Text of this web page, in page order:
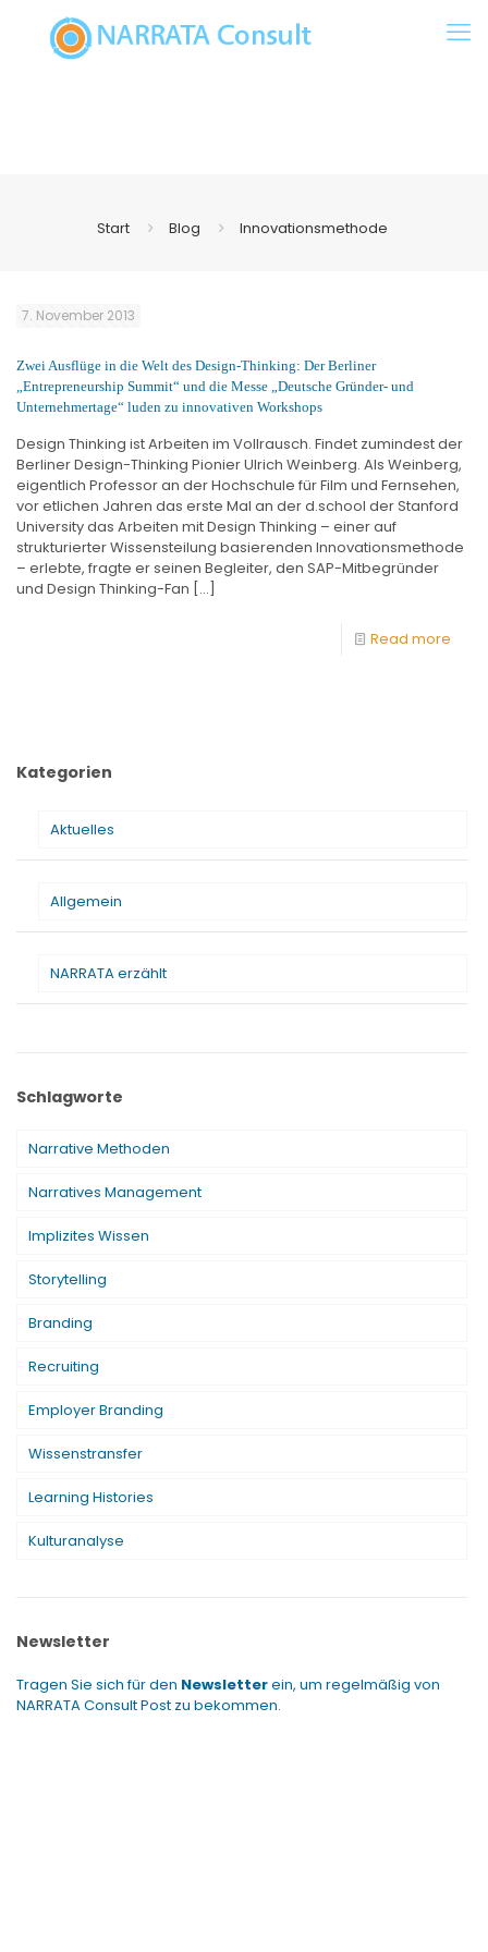
Start Blog Innovationsmethode
7. November 2013
Zwei Ausflüge in die Welt des Design-Thinking: Der Berliner
„Entrepreneurship Summit“ und die Messe „Deutsche Gründer- und
Unternehmertage“ luden zu innovativen Workshops
Design Thinking ist Arbeiten im Vollrausch. Findet zumindest der
Berliner Design-Thinking Pionier Ulrich Weinberg. Als Weinberg,
eigentlich Professor an der Hochschule für Film und Fernsehen,
vor etlichen Jahren das erste Mal an der d.school der Stanford
University das Arbeiten mit Design Thinking – einer auf
strukturierter Wissensteilung basierenden Innovationsmethode
– erlebte, fragte er seinen Begleiter, den SAP-Mitbegründer
und Design Thinking-Fan […]
Read more
Kategorien
Aktuelles
Allgemein
NARRATA erzählt
Schlagworte
Narrative Methoden
Narratives Management
Implizites Wissen
Storytelling
Branding
Recruiting
Employer Branding
Wissenstransfer
Learning Histories
Kulturanalyse
Newsletter
Tragen Sie sich für den Newsletterein, um regelmäßig von
NARRATA Consult Post zu bekommen.